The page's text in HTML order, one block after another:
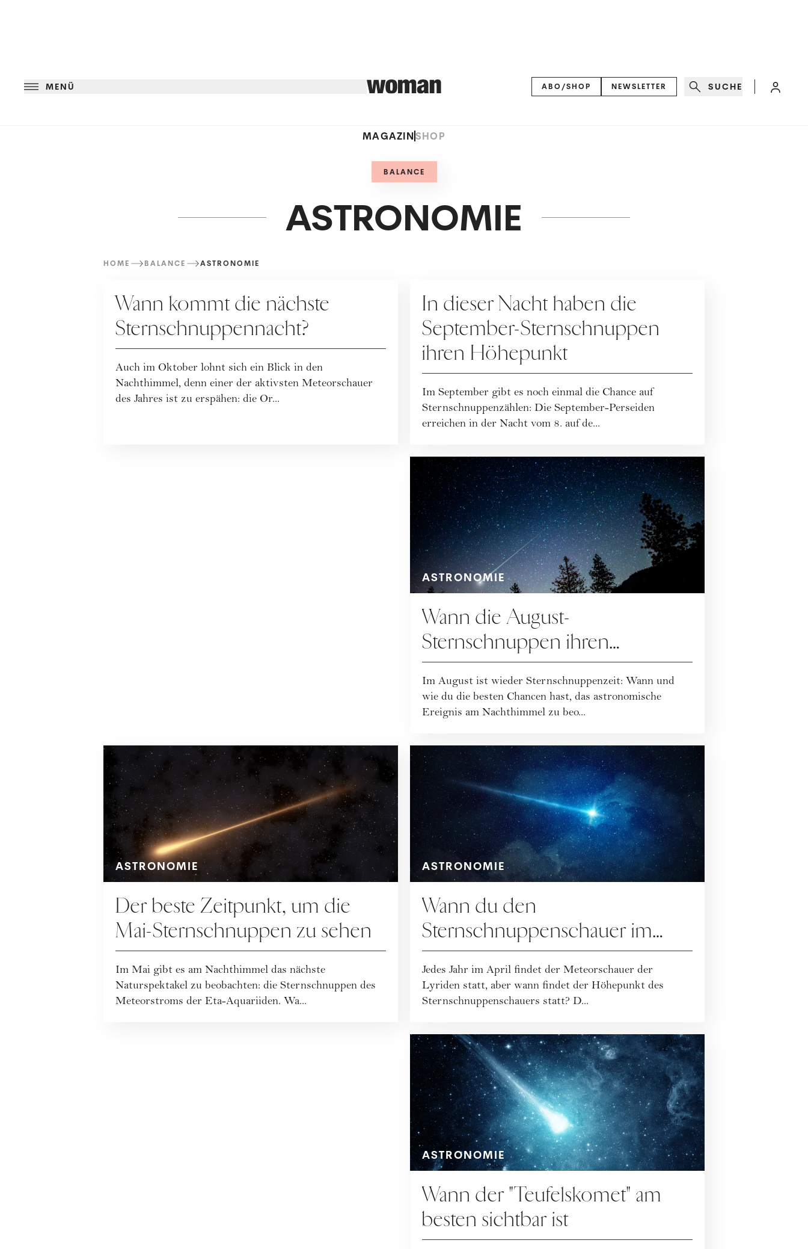
MENÜ ABO/SHOP NEWSLETTER SUCHE
MAGAZINSHOP
BALANCE
ASTRONOMIE
HOME BALANCE ASTRONOMIE
Wann kommt die nächste
Sternschnuppennacht?
Auch im Oktober lohnt sich ein Blick in den
Nachthimmel, denn einer der aktivsten Meteorschauer
des Jahres ist zu erspähen: die Or...
In dieser Nacht haben die
September-Sternschnuppen
ihren Höhepunkt
Im September gibt es noch einmal die Chance auf
Sternschnuppenzählen: Die September-Perseiden
erreichen in der Nacht vom 8. auf de...
ASTRONOMIE
Wann die August-
Sternschnuppen ihren
Höhepunkt erreichen
Im August ist wieder Sternschnuppenzeit: Wann und
wie du die besten Chancen hast, das astronomische
Ereignis am Nachthimmel zu beo...
ASTRONOMIE
Der beste Zeitpunkt, um die
Mai-Sternschnuppen zu sehen
Im Mai gibt es am Nachthimmel das nächste
Naturspektakel zu beobachten: die Sternschnuppen des
Meteorstroms der Eta-Aquariiden. Wa...
ASTRONOMIE
Wann du den
Sternschnuppenschauer im
April am besten siehst
Jedes Jahr im April findet der Meteorschauer der
Lyriden statt, aber wann findet der Höhepunkt des
Sternschnuppenschauers statt? D...
ASTRONOMIE
Wann der "Teufelskomet" am
besten sichtbar ist